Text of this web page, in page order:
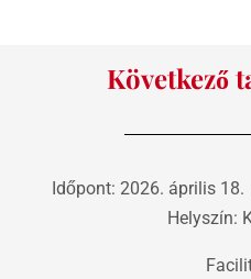
Következő
Időpont: 2026. április
Helyszín: